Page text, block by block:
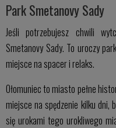
Park Smetanovy Sady
Jeśli potrzebujesz chwili
Smetanovy Sady. To uroczy
miejsce na spacer i relaks.
Ołomuniec to miasto pełne
miejsce na spędzenie kilku dni,
się urokami tego urokliwego